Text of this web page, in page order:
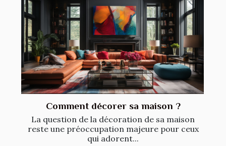
Comment décorer sa maison ?
La question de la décoration de sa maison
reste une préoccupation majeure pour ceux
qui adorent...